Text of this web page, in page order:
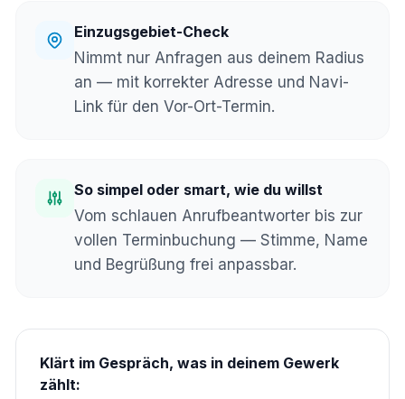
Einzugsgebiet-Check
Nimmt nur Anfragen aus deinem Radius
an — mit korrekter Adresse und Navi-
Link für den Vor-Ort-Termin.
So simpel oder smart, wie du willst
Vom schlauen Anrufbeantworter bis zur
vollen Terminbuchung — Stimme, Name
und Begrüßung frei anpassbar.
Klärt im Gespräch, was in deinem Gewerk
zählt: